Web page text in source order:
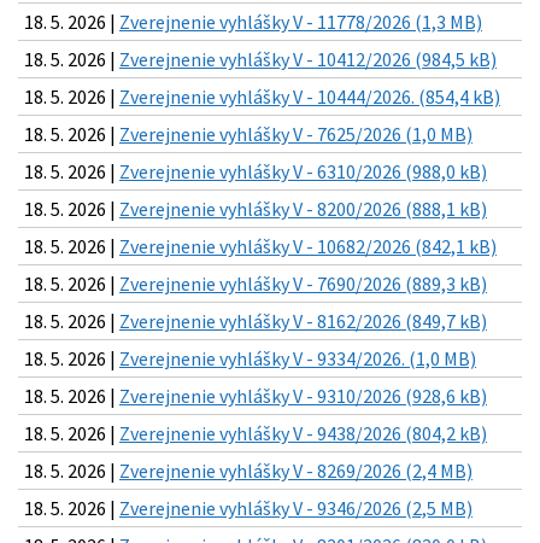
18. 5. 2026 | Zverejnenie vyhlášky V - 11778/2026 (1,3 MB)
18. 5. 2026 | Zverejnenie vyhlášky V - 10412/2026 (984,5 kB)
18. 5. 2026 | Zverejnenie vyhlášky V - 10444/2026. (854,4 kB)
18. 5. 2026 | Zverejnenie vyhlášky V - 7625/2026 (1,0 MB)
18. 5. 2026 | Zverejnenie vyhlášky V - 6310/2026 (988,0 kB)
18. 5. 2026 | Zverejnenie vyhlášky V - 8200/2026 (888,1 kB)
18. 5. 2026 | Zverejnenie vyhlášky V - 10682/2026 (842,1 kB)
18. 5. 2026 | Zverejnenie vyhlášky V - 7690/2026 (889,3 kB)
18. 5. 2026 | Zverejnenie vyhlášky V - 8162/2026 (849,7 kB)
18. 5. 2026 | Zverejnenie vyhlášky V - 9334/2026. (1,0 MB)
18. 5. 2026 | Zverejnenie vyhlášky V - 9310/2026 (928,6 kB)
18. 5. 2026 | Zverejnenie vyhlášky V - 9438/2026 (804,2 kB)
18. 5. 2026 | Zverejnenie vyhlášky V - 8269/2026 (2,4 MB)
18. 5. 2026 | Zverejnenie vyhlášky V - 9346/2026 (2,5 MB)